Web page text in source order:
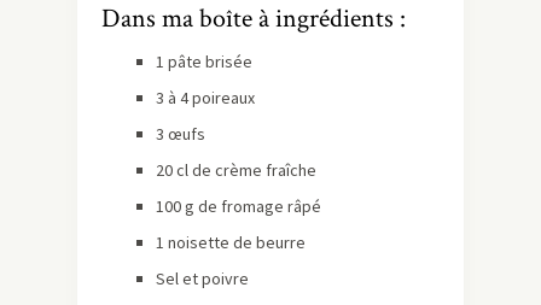
Dans ma boîte à ingrédients :
1 pâte brisée
3 à 4 poireaux
3 œufs
20 cl de crème fraîche
100 g de fromage râpé
1 noisette de beurre
Sel et poivre